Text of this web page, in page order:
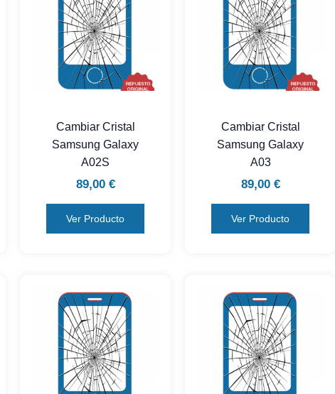
Cambiar Cristal
Samsung Galaxy
A02S
89,00 €
Ver Producto
Cambiar Cristal
Samsung Galaxy
A03
89,00 €
Ver Producto